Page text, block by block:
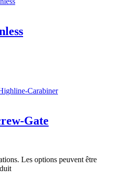
Gate
Les options peuvent être